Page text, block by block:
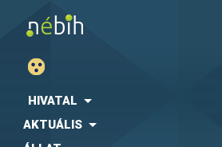
HIVATAL
AKTUÁLIS